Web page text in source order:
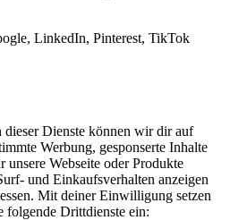
LinkedIn, Pinterest, TikTok
dieser Dienste können wir dir auf
Werbung, gesponserte Inhalte
unsere Webseite oder Produkte
und Einkaufsverhalten anzeigen
Mit deiner Einwilligung setzen
folgende Drittdienste ein: